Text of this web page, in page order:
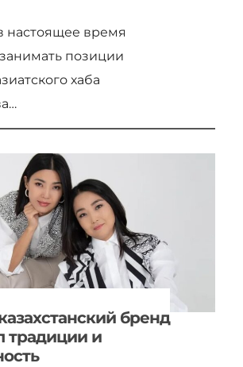
настоящее время
позиции
хаба
бренд
традиции и